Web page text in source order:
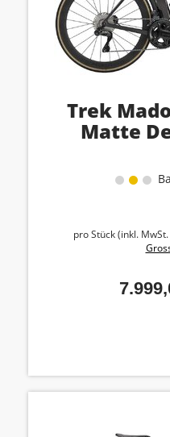
Trek
Matte
pro Stück (inkl.